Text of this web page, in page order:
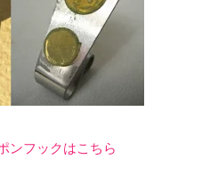
ンフックはこちら